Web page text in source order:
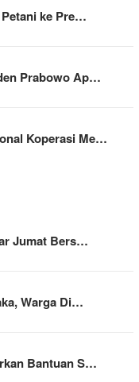
ke Pre…
Prabowo Ap…
Koperasi Me…
Jumat Bers…
Warga Di…
Bantuan S…